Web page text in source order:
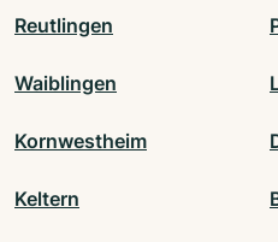
Reutlingen
Waiblingen
Kornwestheim
Keltern